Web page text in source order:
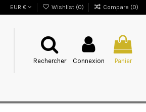
EUR € Wishlist (0) Compare (0)
Rechercher Connexion Panier